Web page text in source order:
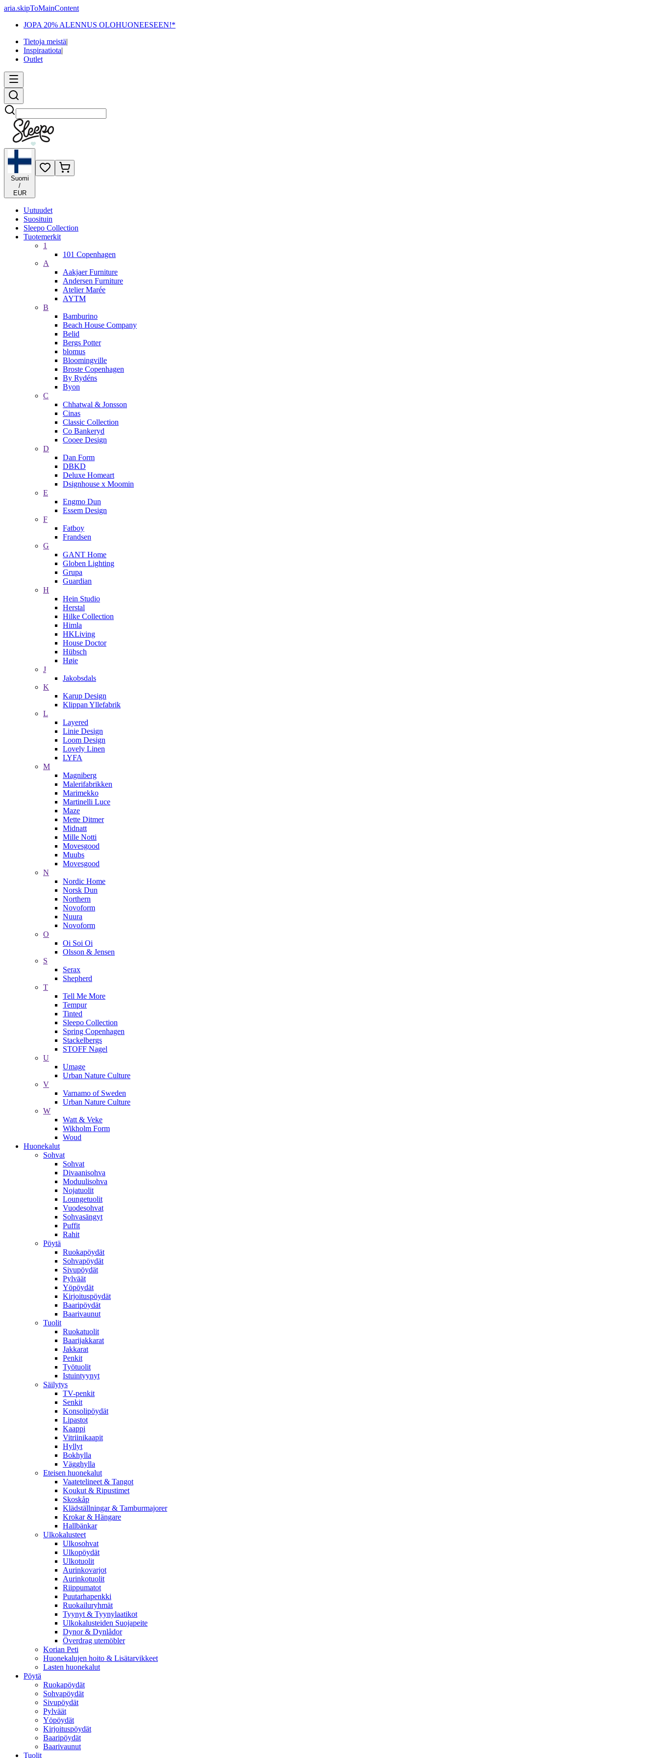
aria.skipToMainContent
JOPA 20% ALENNUS OLOHUONEESEEN!*
Tietoja meistä|
Inspiraatiota|
Outlet
Etsi
Suomi
/
EUR
Uutuudet
Suosituin
Sleepo Collection
Tuotemerkit
1
101 Copenhagen
A
Aakjaer Furniture
Andersen Furniture
Atelier Marée
AYTM
B
Bamburino
Beach House Company
Belid
Bergs Potter
blomus
Bloomingville
Broste Copenhagen
By Rydéns
Byon
C
Chhatwal & Jonsson
Cinas
Classic Collection
Co Bankeryd
Cooee Design
D
Dan Form
DBKD
Deluxe Homeart
Dsignhouse x Moomin
E
Engmo Dun
Essem Design
F
Fatboy
Frandsen
G
GANT Home
Globen Lighting
Grupa
Guardian
H
Hein Studio
Herstal
Hilke Collection
Himla
HKLiving
House Doctor
Hübsch
Høie
J
Jakobsdals
K
Karup Design
Klippan Yllefabrik
L
Layered
Linie Design
Loom Design
Lovely Linen
LYFA
M
Magniberg
Malerifabrikken
Marimekko
Martinelli Luce
Maze
Mette Ditmer
Midnatt
Mille Notti
Movesgood
Muubs
Movesgood
N
Nordic Home
Norsk Dun
Northern
Novoform
Nuura
Novoform
O
Oi Soi Oi
Olsson & Jensen
S
Serax
Shepherd
T
Tell Me More
Tempur
Tinted
Sleepo Collection
Spring Copenhagen
Stackelbergs
STOFF Nagel
U
Umage
Urban Nature Culture
V
Varnamo of Sweden
Urban Nature Culture
W
Watt & Veke
Wikholm Form
Woud
Huonekalut
Sohvat
Sohvat
Divaanisohva
Moduulisohva
Nojatuolit
Loungetuolit
Vuodesohvat
Sohvasängyt
Puffit
Rahit
Pöytä
Ruokapöydät
Sohvapöydät
Sivupöydät
Pylväät
Yöpöydät
Kirjoituspöydät
Baaripöydät
Baarivaunut
Tuolit
Ruokatuolit
Baarijakkarat
Jakkarat
Penkit
Työtuolit
Istuintyynyt
Säilytys
TV-penkit
Senkit
Konsolipöydät
Lipastot
Kaappi
Vitriinikaapit
Hyllyt
Bokhylla
Vägghylla
Eteisen huonekalut
Vaatetelineet & Tangot
Koukut & Ripustimet
Skoskåp
Klädställningar & Tamburmajorer
Krokar & Hängare
Hallbänkar
Ulkokalusteet
Ulkosohvat
Ulkopöydät
Ulkotuolit
Aurinkovarjot
Aurinkotuolit
Riippumatot
Puutarhapenkki
Ruokailuryhmät
Tyynyt & Tyynylaatikot
Ulkokalusteiden Suojapeite
Dynor & Dynlådor
Överdrag utemöbler
Korian Peti
Huonekalujen hoito & Lisätarvikkeet
Lasten huonekalut
Pöytä
Ruokapöydät
Sohvapöydät
Sivupöydät
Pylväät
Yöpöydät
Kirjoituspöydät
Baaripöydät
Baarivaunut
Tuolit